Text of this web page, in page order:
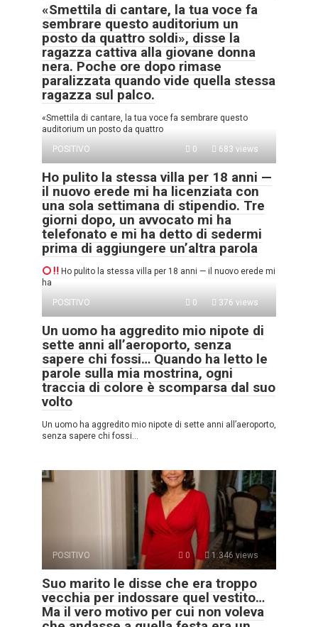
«Smettila di cantare, la tua voce fa
sembrare questo auditorium un
posto da quattro soldi», disse la
ragazza cattiva alla giovane donna
nera. Poche ore dopo rimase
paralizzata quando vide quella stessa
ragazza sul palco.
«Smettila di cantare, la tua voce fa sembrare questo
auditorium un posto da quattro
POSITIVO
0 683 views
Ho pulito la stessa villa per 18 anni —
il nuovo erede mi ha licenziata con
una sola settimana di stipendio. Tre
giorni dopo, un avvocato mi ha
telefonato e mi ha detto di sedermi
prima di aggiungere un’altra parola
Ho pulito la stessa villa per 18 anni — il nuovo erede mi
ha
POSITIVO
0 376 views
Un uomo ha aggredito mio nipote di
sette anni all’aeroporto, senza
sapere chi fossi… Quando ha letto le
parole sulla mia mostrina, ogni
traccia di colore è scomparsa dal suo
volto
Un uomo ha aggredito mio nipote di sette anni all’aeroporto,
senza sapere chi fossi…
POSITIVO 0 1.346 views
Suo marito le disse che era troppo
vecchia per indossare quel vestito…
Ma il vero motivo per cui non voleva